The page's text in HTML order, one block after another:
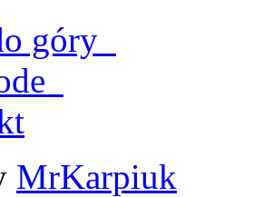
góry
MrKarpiuk